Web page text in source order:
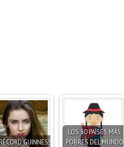
GUINNESS
LOS 50 PAÍSES MÁS
POBRES DEL MUNDO